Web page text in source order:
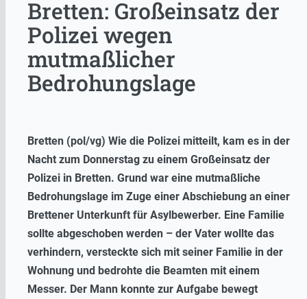
Bretten: Großeinsatz der
Polizei wegen
mutmaßlicher
Bedrohungslage
Bretten (pol/vg) Wie die Polizei mitteilt, kam es in der
Nacht zum Donnerstag zu einem Großeinsatz der
Polizei in Bretten. Grund war eine mutmaßliche
Bedrohungslage im Zuge einer Abschiebung an einer
Brettener Unterkunft für Asylbewerber. Eine Familie
sollte abgeschoben werden – der Vater wollte das
verhindern, versteckte sich mit seiner Familie in der
Wohnung und bedrohte die Beamten mit einem
Messer. Der Mann konnte zur Aufgabe bewegt